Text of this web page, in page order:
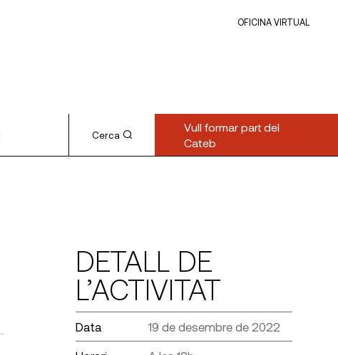
OFICINA VIRTUAL
Cerca
Vull formar part del
Cateb
DETALL DE
L’ACTIVITAT
Data 19 de desembre de 2022